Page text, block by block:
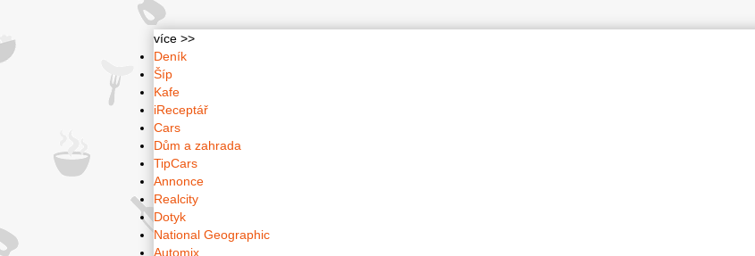
více >>
Deník
Šíp
Kafe
iReceptář
Cars
Dům a zahrada
TipCars
Annonce
Realcity
Dotyk
National Geographic
Automix